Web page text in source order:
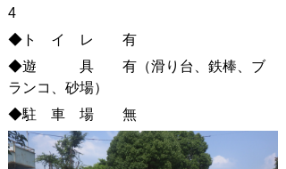
4
◆ト イ レ 有
◆遊 具 有（滑り台、鉄棒、ブ
ランコ、砂場）
◆駐 車 場 無